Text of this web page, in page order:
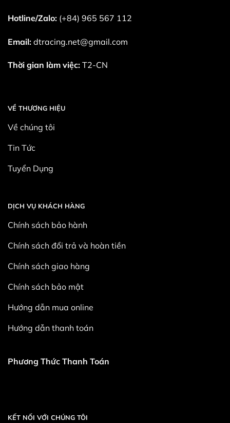
Hotline/Zalo: (+84) 965 567 112
Email: dtracing.net@gmail.com
Thời gian làm việc: T2-CN
VỀ THƯƠNG HIỆU
Về chúng tôi
Tin Tức
Tuyển Dụng
DỊCH VỤ KHÁCH HÀNG
Chính sách bảo hành
Chính sách đổi trả và hoàn tiền
Chính sách giao hàng
Chính sách bảo mật
Hướng dẫn mua online
Hướng dẫn thanh toán
Phương Thức Thanh Toán
KẾT NỐI VỚI CHÚNG TÔI